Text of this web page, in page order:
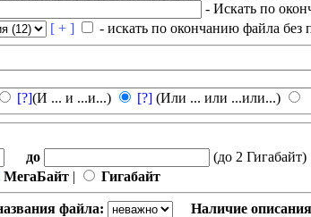
- Искать по
[ + ] - искать по окончанию файла без
[?](И ... и ...и...) [?] (Или ... или ...или...)
до (до 2
МегаБайт | Гигабайт
файла: Наличие